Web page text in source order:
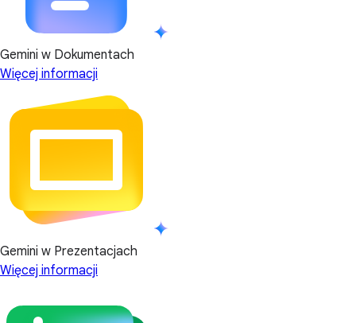
Gemini w Dokumentach
Więcej informacji
Gemini w Prezentacjach
Więcej informacji